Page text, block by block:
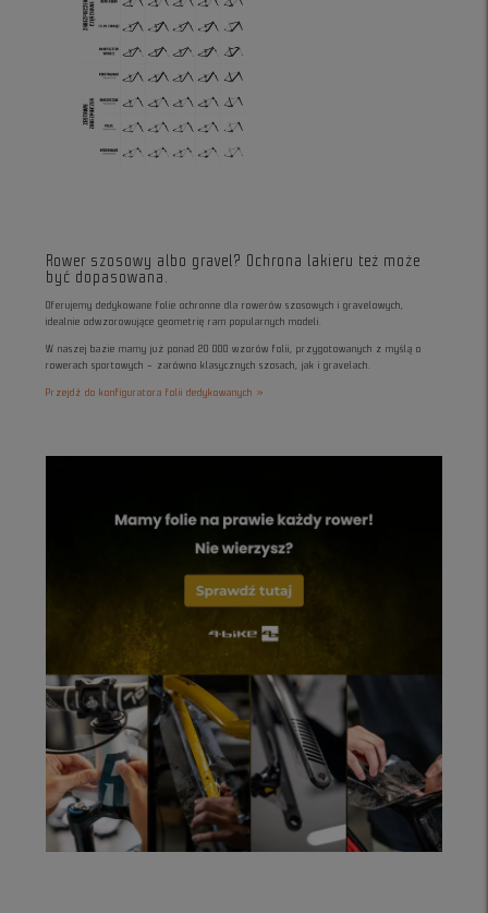
Rower szosowy albo gravel? Ochrona lakieru też może
być dopasowana.
Oferujemy dedykowane folie ochronne dla rowerów szosowych i gravelowych,
idealnie odwzorowujące geometrię ram popularnych modeli.
W naszej bazie mamy już ponad 20 000 wzorów folii, przygotowanych z myślą o
rowerach sportowych – zarówno klasycznych szosach, jak i gravelach.
Przejdź do konfiguratora folii dedykowanych »